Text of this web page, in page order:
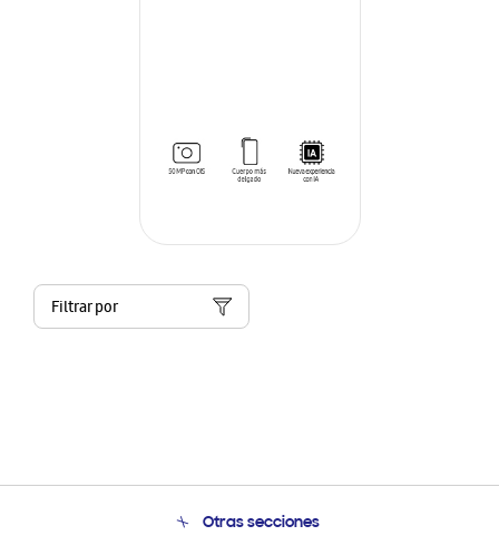
Filtrar por
Otras secciones